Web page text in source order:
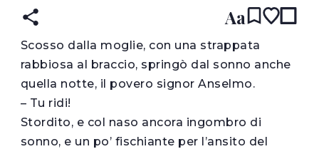
Aa
Scosso dalla moglie, con una strappata
rabbiosa al braccio, springò dal sonno anche
quella notte, il povero signor Anselmo.
– Tu ridi!
Stordito, e col naso ancora ingombro di
sonno, e un po’ fischiante per l’ansito del